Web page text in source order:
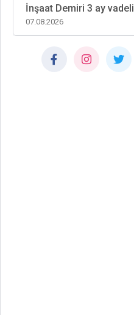
İnşaat Demiri 3 ay vadeli
07.08.2026